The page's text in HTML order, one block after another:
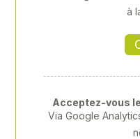
à
Acceptez-vous
Via Google